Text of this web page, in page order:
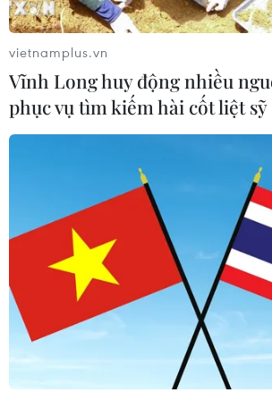
khoa học
Thái Lan: Lạm phát hạ nhiệt nhưng
tiếp tục chịu sức ép từ giá năng
Việt Nam-Lào đẩy mạnh hợp tác toàn
diện về quốc phòng
05/08/2026 14:58
Thường trực Ban Bí thư Trần Cẩm Tú
vietnamplus.vn
Vĩnh Long huy động nhiều
phục vụ tìm kiếm hài cốt liệt sỹ